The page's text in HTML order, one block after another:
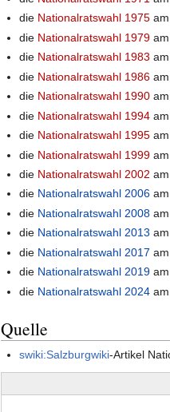
die Nationalratswahl 1975
die Nationalratswahl 1979
die Nationalratswahl 1983
die Nationalratswahl 1986 am
die Nationalratswahl 1990
die Nationalratswahl 1994
die Nationalratswahl 1995 am
die Nationalratswahl 1999
die Nationalratswahl 2002 am
die Nationalratswahl 2006 am
die Nationalratswahl 2008 am
die Nationalratswahl 2013
die Nationalratswahl 2017 am
die Nationalratswahl 2019 am
die Nationalratswahl 2024 am
Quelle
swiki:Salzburgwiki-Artikel